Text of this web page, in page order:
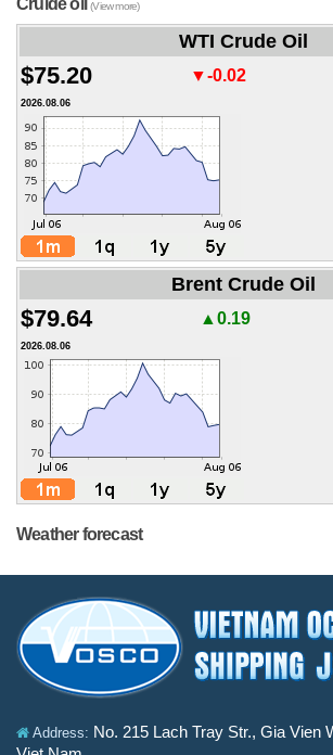
Cruide oil(View more)
WTI Crude Oil
$75.20 ▼-0.02
2026.08.06
Brent Crude Oil
$79.64 ▲0.19
2026.08.06
Weather forecast
Address: No. 215 Lach Tray Str., Gia Vien